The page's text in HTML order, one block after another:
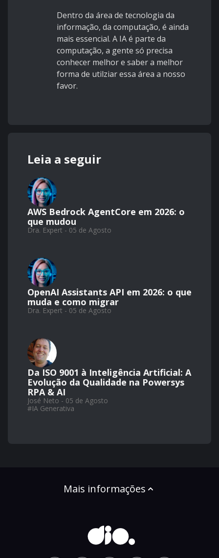
Dentro da área de tecnologia da
informação, da computação, é ainda
mais essencial. A IA é parte da
computação, a gente só precisa
conhecer melhor e saber a melhor
forma de utilziar essa área a nosso
favor.
Leia a seguir
AWS Bedrock AgentCore em 2026: o
que mudou
Dra. Expert - 05 de Agosto
OpenAI Assistants API em 2026: o que
muda e como migrar
Dra. Expert - 05 de Agosto
Da ISO 9001 à Inteligência Artificial: A
Evolução da Qualidade na Powersys
RPA & AI
José Neto - 05 de Agosto
#IA Generativa
Mais informações